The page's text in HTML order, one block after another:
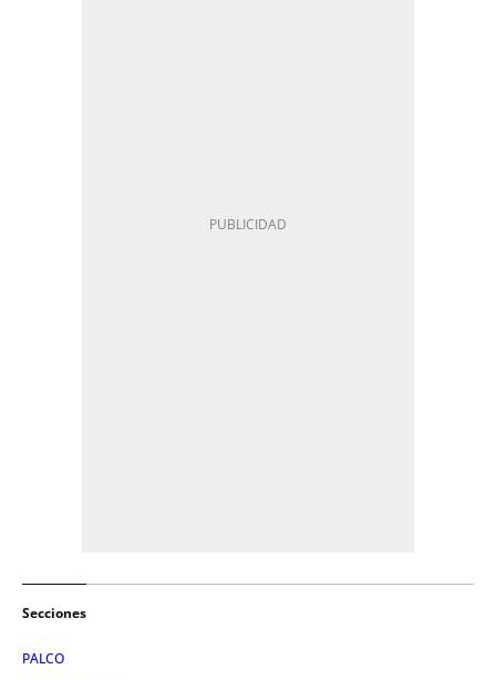
Secciones
PALCO